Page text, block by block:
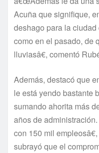
Acuña que signifique,
deshago para la
como en el pasado, de
lluviasâ€, comentó
Además, destacó que
le está yendo bastante
sumando ahorita más
años de
con 150 mil
subrayó que el